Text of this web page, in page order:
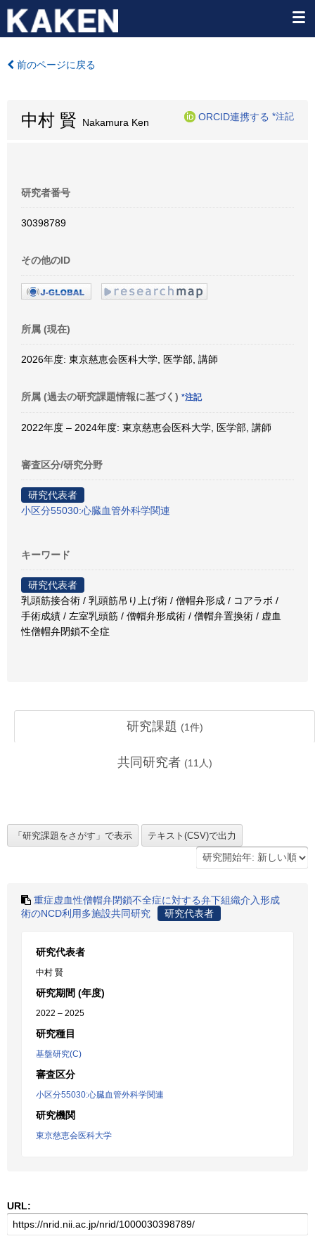
前のページに戻る
中村 賢 Nakamura Ken
ORCID連携する *注記
研究者番号
30398789
その他のID
所属 (現在)
2026年度: 東京慈恵会医科大学, 医学部, 講師
所属 (過去の研究課題情報に基づく) *注記
2022年度 – 2024年度: 東京慈恵会医科大学, 医学部, 講師
審査区分/研究分野
研究代表者
小区分55030:心臓血管外科学関連
キーワード
研究代表者
乳頭筋接合術 / 乳頭筋吊り上げ術 / 僧帽弁形成 / コアラボ /
手術成績 / 左室乳頭筋 / 僧帽弁形成術 / 僧帽弁置換術 / 虚血
性僧帽弁閉鎖不全症
研究課題 (1件)
共同研究者 (11 人)
重症虚血性僧帽弁閉鎖不全症に対する弁下組織介入形成
術のNCD利用多施設共同研究
研究代表者
研究代表者
中村 賢
研究期間 (年度)
2022 – 2025
研究種目
基盤研究(C)
審査区分
小区分55030:心臓血管外科学関連
研究機関
東京慈恵会医科大学
URL: